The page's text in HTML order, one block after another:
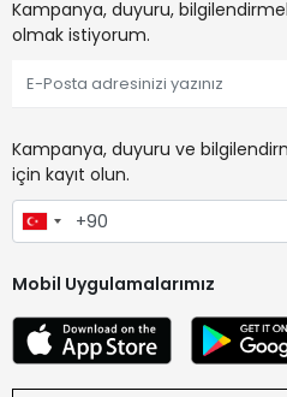
Kampanya, duyuru,
olmak istiyorum.
Kampanya, duyuru ve
için kayıt olun.
Mobil Uygulamalarımız